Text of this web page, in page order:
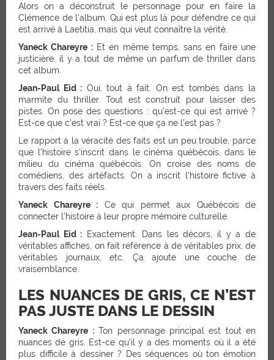
Alors on a déconstruit le personnage pour en faire la
Clémence de l’album. Qui est plus là pour défendre ce qui
est arrivé à Laetitia, mais qui veut connaître la vérité.
Yaneck Chareyre :Et en même temps, sans en faire une
justicière, il y a tout de même un parfum de thriller dans
cet album.
Jean-Paul Eid : Oui, tout à fait. On est tombés dans la
marmite du thriller. Tout est construit pour laisser des
pistes. On pose des questions : qu’est-ce qui est arrivé ?
Est-ce que c’est vrai ? Est-ce que ça ne l’est pas ?
Le rapport à la véracité des faits est un peu trouble, parce
que l’histoire s’inscrit dans le cinéma québécois, dans le
milieu du cinéma québécois. On croise des noms de
comédiens, des artéfacts. On a inscrit l’histoire fictive à
travers des faits réels.
Yaneck Chareyre : Ce qui permet aux Québécois de
connecter l’histoire à leur propre mémoire culturelle.
Jean-Paul Eid : Exactement. Dans les décors, il y a de
véritables affiches, on fait référence à de véritables prix, de
véritables journaux, etc. Ça ajoute une couche de
vraisemblance.
LES NUANCES DE GRIS, CE N’EST
PAS JUSTE DANS LE DESSIN
Yaneck Chareyre :Ton personnage principal est tout en
nuances de gris. Est-ce qu’il y a des moments où il a été
plus difficile à dessiner ? Des séquences où ton émotion